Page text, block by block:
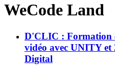
WeCode Land
D'CLIC : Formation
vidéo avec UNITY
Digital